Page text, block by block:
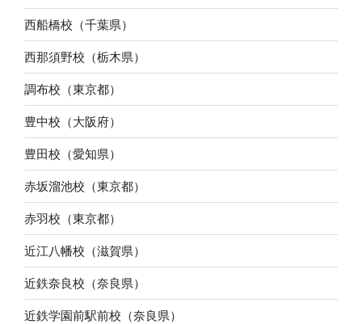
西船橋校（千葉県）
西那須野校（栃木県）
調布校（東京都）
豊中校（大阪府）
豊田校（愛知県）
赤坂溜池校（東京都）
赤羽校（東京都）
近江八幡校（滋賀県）
近鉄奈良校（奈良県）
近鉄学園前駅前校（奈良県）